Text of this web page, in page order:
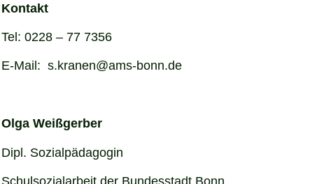
Kontakt
Tel: 0228 – 77 7356
E-Mail: s.kranen@ams-bonn.de
Olga Weißgerber
Dipl. Sozialpädagogin
Schulsozialarbeit der Bundesstadt Bonn